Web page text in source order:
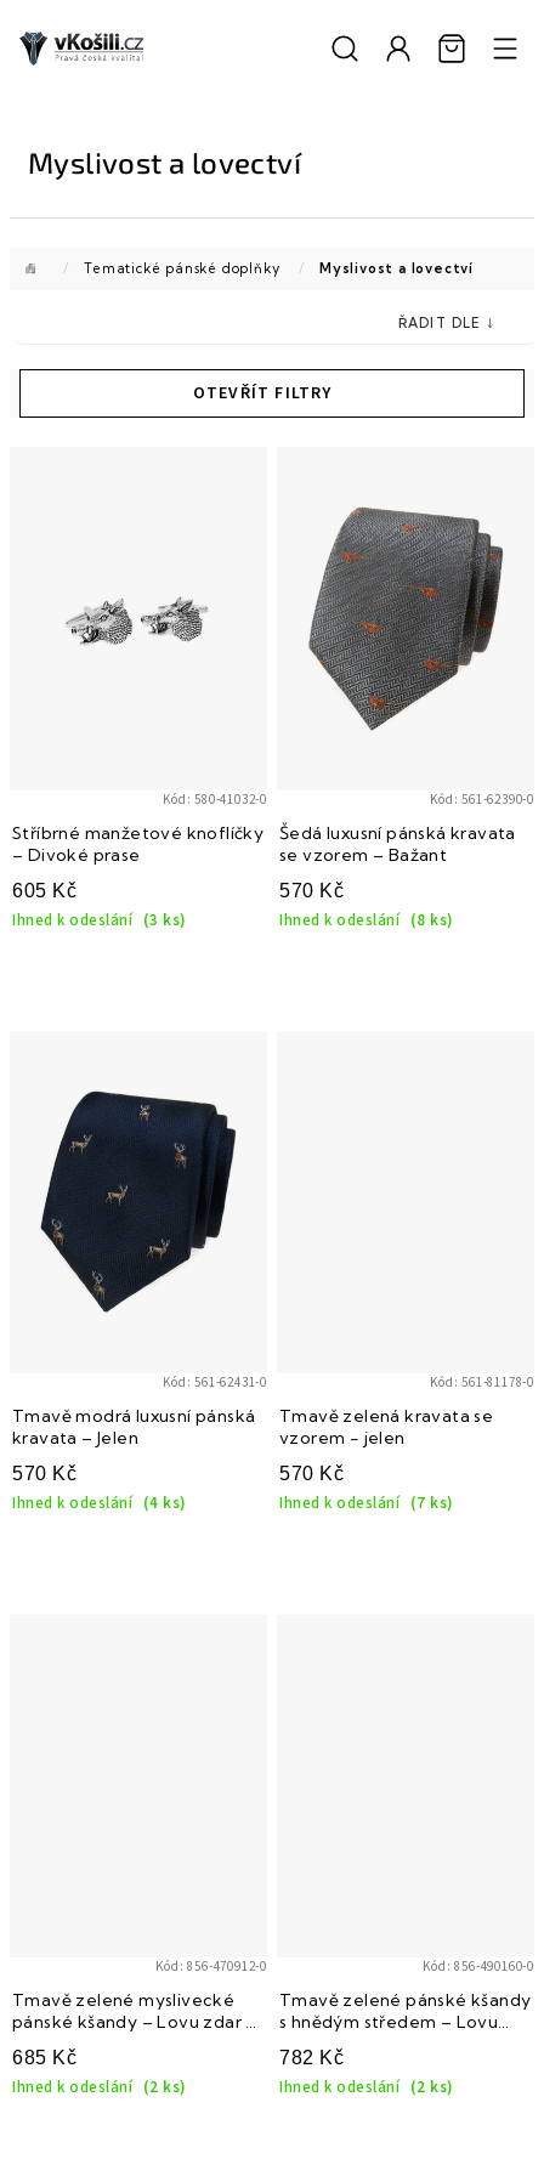
obsah
Myslivost a lovectví
Domů
/ Tematické pánské doplňky / Myslivost a lovectví
t
ů
Stříbrné manžetové knoflíčky
– Divoké prase
605 Kč
Ihned k odeslání (3 ks)
Kód:580-41032-0
Šedá luxusní pánská kravata
se vzorem – Bažant
570 Kč
Ihned k odeslání (8 ks)
Kód:561-62390-0
Tmavě modrá luxusní pánská
kravata – Jelen
570 Kč
Ihned k odeslání (4 ks)
Kód:561-62431-0
Tmavě zelená kravata se
vzorem - jelen
570 Kč
Ihned k odeslání (7 ks)
Kód:561-81178-0
Tmavě zelené myslivecké
pánské kšandy – Lovu zdar s
béžovým středem
685 Kč
Ihned k odeslání (2 ks)
Kód:856-470912-0
Tmavě zelené pánské kšandy
s hnědým středem – Lovu
782 Kč
Ihned k odeslání (2 ks)
Kód:856-490160-0